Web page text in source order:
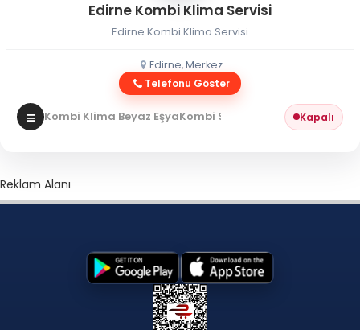
Edirne Kombi Klima Servisi
Edirne Kombi Klima Servisi
Edirne, Merkez
Telefonu Göster
Kombi Klima Beyaz EşyaKombi Servisi Kapalı
Reklam Alanı